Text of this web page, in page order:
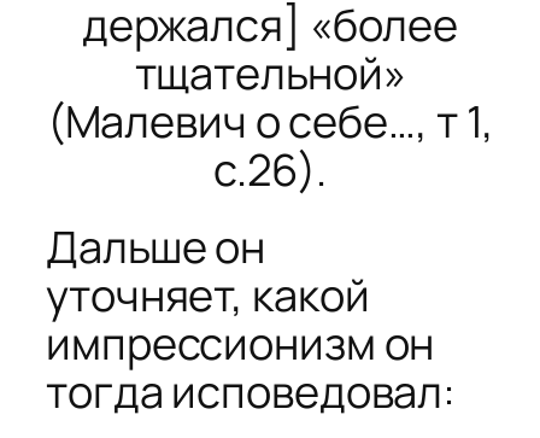
держался] «более
тщательной»
(Малевич о себе…, т 1,
с.26).
Дальше он
уточняет, какой
импрессионизм он
тогда исповедовал: